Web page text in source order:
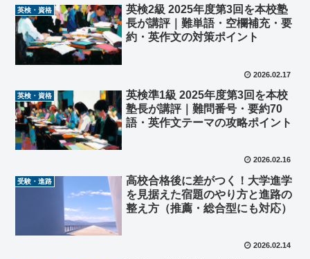
英検・資格
英検2級 2025年度第3回を本校塾
長が講評｜難単語・空欄補充・要
約・英作文の対策ポイント
2026.02.17
英検・資格
英検準1級 2025年度第3回を本校
塾長が講評｜難問番号・要約70
語・英作文テーマの攻略ポイント
2026.02.16
受験・進路
高校合格後に差がつく！大学進学
を見据えた宿題のやり方と進路の
整え方（推薦・総合型にも対応）
2026.02.14